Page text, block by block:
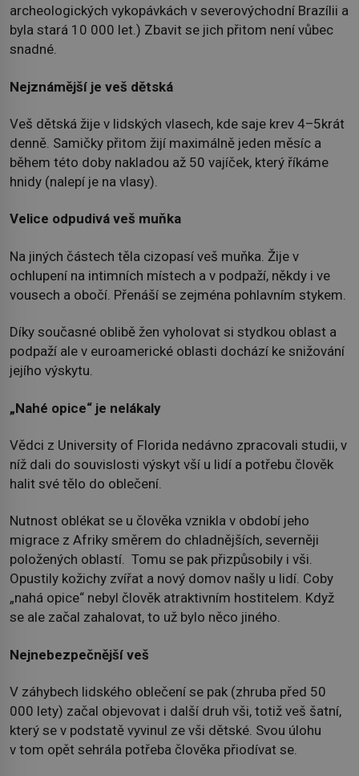
archeologických vykopávkách v severovýchodní Brazílii a
byla stará 10 000 let.) Zbavit se jich přitom není vůbec
snadné.
Nejznámější je veš dětská
Veš dětská žije v lidských vlasech, kde saje krev 4–5krát
denně. Samičky přitom žijí maximálně jeden měsíc a
během této doby nakladou až 50 vajíček, který říkáme
hnidy (nalepí je na vlasy).
Velice odpudivá veš muňka
Na jiných částech těla cizopasí veš muňka. Žije v
ochlupení na intimních místech a v podpaží, někdy i ve
vousech a obočí. Přenáší se zejména pohlavním stykem.
Díky současné oblibě žen vyholovat si stydkou oblast a
podpaží ale v euroamerické oblasti dochází ke snižování
jejího výskytu.
„Nahé opice“ je nelákaly
Vědci z University of Florida nedávno zpracovali studii, v
níž dali do souvislosti výskyt vší u lidí a potřebu člověk
halit své tělo do oblečení.
Nutnost oblékat se u člověka vznikla v období jeho
migrace z Afriky směrem do chladnějších, severněji
položených oblastí. Tomu se pak přizpůsobily i vši.
Opustily kožichy zvířat a nový domov našly u lidí. Coby
„nahá opice“ nebyl člověk atraktivním hostitelem. Když
se ale začal zahalovat, to už bylo něco jiného.
Nejnebezpečnější veš
V záhybech lidského oblečení se pak (zhruba před 50
000 lety) začal objevovat i další druh vši, totiž veš šatní,
který se v podstatě vyvinul ze vši dětské. Svou úlohu
v tom opět sehrála potřeba člověka přiodívat se.